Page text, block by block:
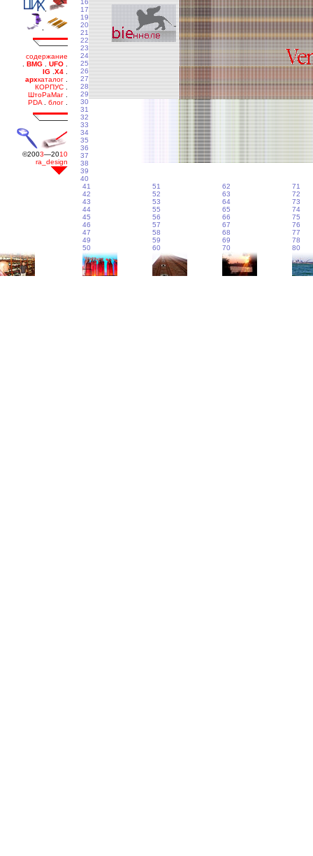
16
17
19
20
21
22
23
24
25
26
27
28
29
30
31
32
33
34
35
36
37
38
39
40
41
42
43
44
45
46
47
49
50
51
52
53
55
56
57
58
59
60
62
63
64
65
66
67
68
69
70
71
72
73
74
75
76
77
78
80